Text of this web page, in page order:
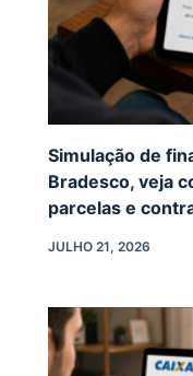
Simulação de
Bradesco, veja
parcelas e
JULHO 21, 2026